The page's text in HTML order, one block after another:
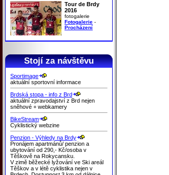
Tour de Brdy
2016
fotogalerie
Fotogalerie -
Procházení
Stojí za návštěvu
Sportimage
aktuální sportovní informace
Brdská stopa - info z Brd
aktuální zpravodajství z Brd nejen
sněhové + webkamery
BikeStream
Cyklistický webzine
Penzion - Výhledy na Brdy
Pronájem apartmánů/ penzion a
ubytování od 290,- Kč/osoba v
Těškově na Rokycansku.
V zimě běžecké lyžování ve Ski areál
Těškov a v létě cyklistika nejen v